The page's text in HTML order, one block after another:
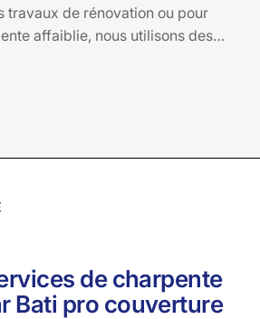
travaux de rénovation ou pour
affaiblie, nous utilisons des
aux normes pour un résultat de
de charpente
Bati pro couverture